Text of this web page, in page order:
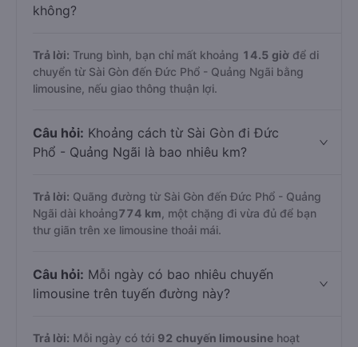
không?
Trả lời: Trung bình, bạn chỉ mất khoảng 14.5 giờ để di
chuyển từ Sài Gòn đến Đức Phổ - Quảng Ngãi bằng
limousine, nếu giao thông thuận lợi.
Câu hỏi: Khoảng cách từ Sài Gòn đi Đức
Phổ - Quảng Ngãi là bao nhiêu km?
Trả lời: Quãng đường từ Sài Gòn đến Đức Phổ - Quảng
Ngãi dài khoảng774 km , một chặng đi vừa đủ để bạn
thư giãn trên xe limousine thoải mái.
Câu hỏi: Mỗi ngày có bao nhiêu chuyến
limousine trên tuyến đường này?
Trả lời: Mỗi ngày có tới 92 chuyến limousine hoạt